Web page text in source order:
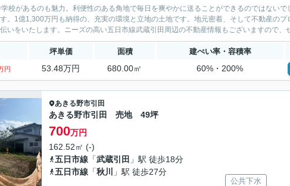
校があるのも魅力。利便性のある角地で毎日を爽やかに送ることができるのではないで
。1億1,300万円も納得の、充実の環境と立地の土地です。地元密着、そして不動産の
いをいたします。ニーズの高い五日市線武蔵引田周辺の不動産情報もございますので、
坪単価 面積 建ぺい率・容積率
円 53.48万円 680.00㎡ 60%・200%
あきる野市引田
あきる野市引田 売地 49坪
700万円
162.52㎡ (-)
五日市線 「武蔵引田 」駅 徒歩18分
五日市線 「秋川 」駅 徒歩27分
公共下水